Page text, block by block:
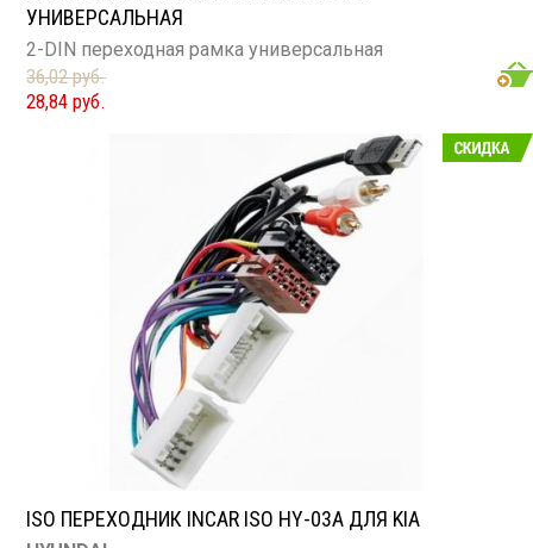
УНИВЕРСАЛЬНАЯ
2-DIN переходная рамка универсальная
36,02 руб.
28,84 руб.
ISO ПЕРЕХОДНИК INCAR ISO HY-03A ДЛЯ KIA